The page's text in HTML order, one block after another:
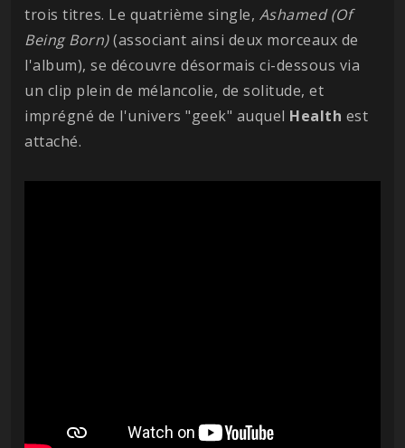
trois titres. Le quatrième single, Ashamed (Of
Being Born)(associant ainsi deux morceaux de
l'album), se découvre désormais ci-dessous via
un clip plein de mélancolie, de solitude, et
imprégné de l'univers "geek" auquel Health est
attaché.